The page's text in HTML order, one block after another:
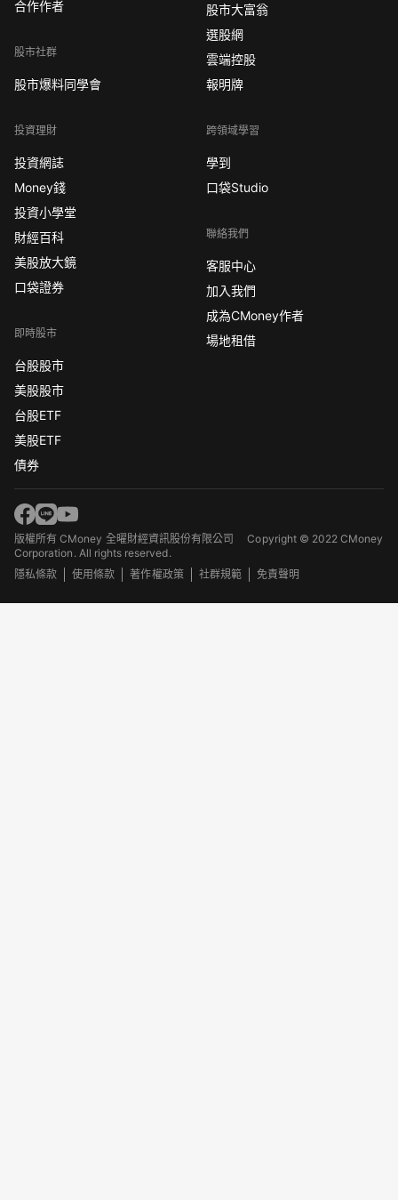
合作作者
股市社群
股市爆料同學會
投資理財
投資網誌
Money錢
投資小學堂
財經百科
美股放大鏡
口袋證券
即時股市
台股股市
美股股市
台股ETF
美股ETF
債券
股市大富翁
選股網
雲端控股
報明牌
跨領域學習
學到
口袋Studio
聯絡我們
客服中心
加入我們
成為CMoney作者
場地租借
版權所有 CMoney 全曜財經資訊股份有限公司Copyright © 2022 CMoney
Corporation. All rights reserved.
隱私條款
使用條款 著作權政策 社群規範 免責聲明